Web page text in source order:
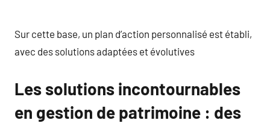
Sur cette base, un plan d’action personnalisé est établi,
avec des solutions adaptées et évolutives
Les solutions incontournables
en gestion de patrimoine : des